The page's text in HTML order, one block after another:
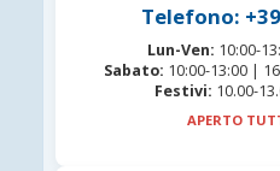
Telefono:
Lun-Ven: 10:00-
Sabato: 10:00-13:00 |
Festivi: 10.00-
APERTO